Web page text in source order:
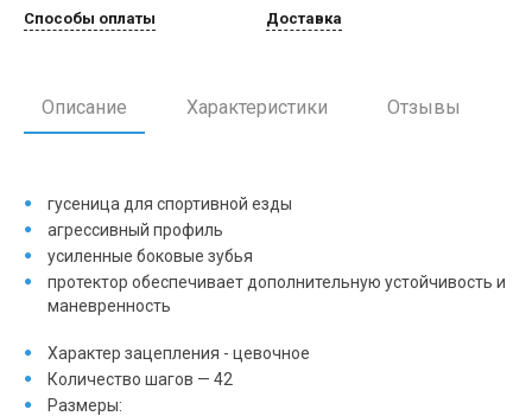
Способы оплаты Доставка
Описание Характеристики Отзывы
гусеница для спортивной езды
агрессивный профиль
усиленные боковые зубья
протектор обеспечивает дополнительную устойчивость и
маневренность
Характер зацепления - цевочное
Количество шагов — 42
Размеры: